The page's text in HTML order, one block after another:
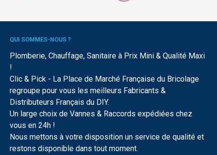
QUI SOMMES-NOUS ?
Plomberie, Chauffage, Sanitaire à Prix Mini & Qualité Maxi
!
Clic & Pick - La Place de Marché Française du Bricolage
regroupe pour vous les meilleurs Fabricants &
Distributeurs Français du DIY.
Un large choix de Vannes & Raccords expédiées chez
vous en 24h !
Nous mettons à votre disposition un service de qualité et
restons disponible dans tout moment.